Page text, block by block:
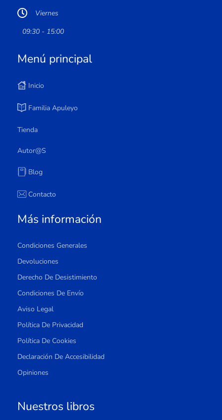
Viernes
09:30 - 15:00
Menú principal
Inicio
Familia Apuleyo
Tienda
Autor@s
Blog
Contacto
Más información
Condiciones Generales
Devoluciones
Derecho De Desistimiento
Condiciones De Envío
Aviso Legal
Política De Privacidad
Política De Cookies
Declaración De Accesibilidad
Opiniones
Nuestros libros